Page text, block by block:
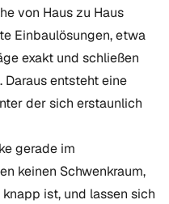
von Haus zu Haus
Einbaulösungen, etwa
exakt und schließen
Daraus entsteht eine
der sich erstaunlich
gerade im
keinen Schwenkraum,
ist, und lassen sich